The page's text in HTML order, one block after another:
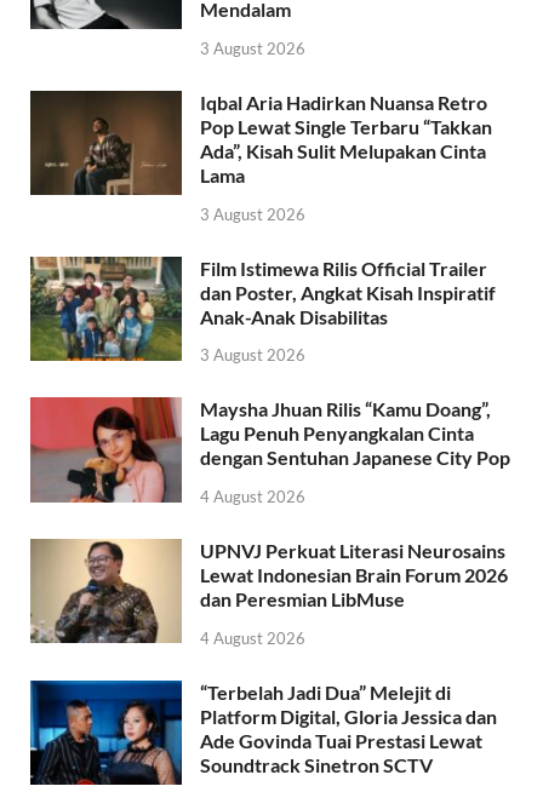
Mendalam
3 August 2026
Iqbal Aria Hadirkan Nuansa Retro
Pop Lewat Single Terbaru “Takkan
Ada”, Kisah Sulit Melupakan Cinta
Lama
3 August 2026
Film Istimewa Rilis Official Trailer
dan Poster, Angkat Kisah Inspiratif
Anak-Anak Disabilitas
3 August 2026
Maysha Jhuan Rilis “Kamu Doang”,
Lagu Penuh Penyangkalan Cinta
dengan Sentuhan Japanese City Pop
4 August 2026
UPNVJ Perkuat Literasi Neurosains
Lewat Indonesian Brain Forum 2026
dan Peresmian LibMuse
4 August 2026
“Terbelah Jadi Dua” Melejit di
Platform Digital, Gloria Jessica dan
Ade Govinda Tuai Prestasi Lewat
Soundtrack Sinetron SCTV